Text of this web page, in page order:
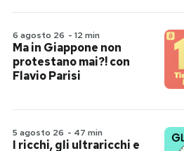
6 agosto 26 - 12 min
Ma in Giappone non
protestano mai?! con
Flavio Parisi
5 agosto 26 - 47 min
I ricchi, gli ultraricchi e